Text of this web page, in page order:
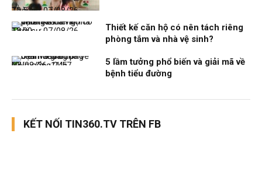
Thời sự
07/08/26, 12:51
Thời sự
07/08/26, 12:00
Thiết kế căn hộ có nên tách riêng
phòng tắm và nhà vệ sinh?
Nhịp sống 24h
07/08/26, 11:57
5 lầm tưởng phổ biến và giải mã về
bệnh tiểu đường
KẾT NỐI TIN360.TV TRÊN FB